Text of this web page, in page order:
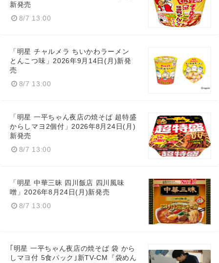
新発売
8/7 13:00
「明星 チャルメラ ちいかわラーメン
とんこつ味」2026年9月14日(月)新発
売
8/7 13:00
「明星 一平ちゃん夜店の焼そば 超特盛
からしマヨ2個付」2026年8月24日(月)
新発売
8/7 13:00
「明星 中華三昧 四川飯店 四川風味
噌」2026年8月24日(月)新発売
8/7 13:00
｢明星 一平ちゃん夜店の焼そば 袋 から
しマヨ付 5食パック｣新TV-CM『袋めん